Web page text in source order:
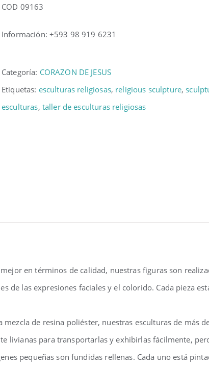
COD 09163
Información: +593 98 919 6231
Categoría: CORAZON DE JESUS
Etiquetas: esculturas religiosas, religious sculpture,
esculturas, taller de esculturas religiosas
en términos de calidad, nuestras figuras son
de las expresiones faciales y el colorido. Cada pieza
mezcla de resina poliéster, nuestras esculturas de más
livianas para transportarlas y exhibirlas fácilmente,
pequeñas son fundidas rellenas. Cada uno está